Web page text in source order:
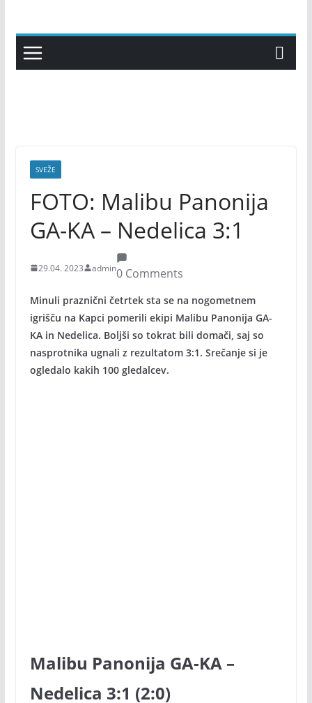
content
SVEŽE
FOTO: Malibu Panonija
GA-KA – Nedelica 3:1
29.04. 2023 admin0 Comments
Minuli praznični četrtek sta se na nogometnem
igrišču na Kapci pomerili ekipi Malibu Panonija GA-
KA in Nedelica. Boljši so tokrat bili domači, saj so
nasprotnika ugnali z rezultatom 3:1. Srečanje si je
ogledalo kakih 100 gledalcev.
Malibu Panonija GA-KA –
Nedelica 3:1 (2:0)